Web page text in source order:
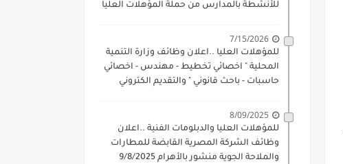
للأنشطة بالمدارس من حملة المؤهلات العليا
7/15/2026
للمؤهلات العليا ..اعلان وظائف وزارة التنمية
المحلية " اخصائي تخطيط - مهندس - اخصائي
حاسبات - باحث قانوني " والتقديم الكتروني
8/09/2025
للمؤهلات العليا والدبلومات الفنية ..اعلان
وظائف الشركة المصرية القابضة للمطارات
والملاحة الجوية منشور بالأهرام 9/8/2025